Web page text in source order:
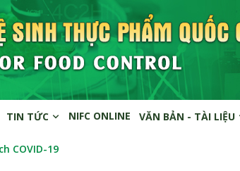
TIN TỨC NIFC ONLINE VĂN BẢN - TÀI LIỆU
COVID-19